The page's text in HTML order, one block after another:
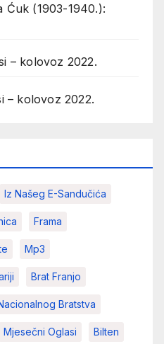
Ćuk (1903-1940.):
– kolovoz 2022.
– kolovoz 2022.
Iz Našeg E-Sandučića
Frama
Mp3
Brat Franjo
Bratstva
Mjesečni Oglasi Bilten